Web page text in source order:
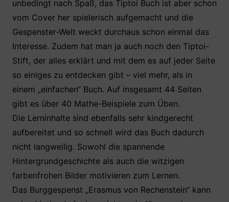
unbedingt nach Spaß, das Tiptoi Buch ist aber schon
vom Cover her spielerisch aufgemacht und die
Gespenster-Welt weckt durchaus schon einmal das
Interesse. Zudem hat man ja auch noch den Tiptoi-
Stift, der alles erklärt und mit dem es auf jeder Seite
so einiges zu entdecken gibt – viel mehr, als in
einem „einfachen“ Buch. Auf insgesamt 44 Seiten
gibt es über 40 Mathe-Beispiele zum Üben.
Die Lerninhalte sind ebenfalls sehr kindgerecht
aufbereitet und so schnell wird das Buch dadurch
nicht langweilig. Sowohl die spannende
Hintergrundgeschichte als auch die witzigen
farbenfrohen Bilder motivieren zum Lernen.
Das Burggespenst „Erasmus von Rechenstein“ kann